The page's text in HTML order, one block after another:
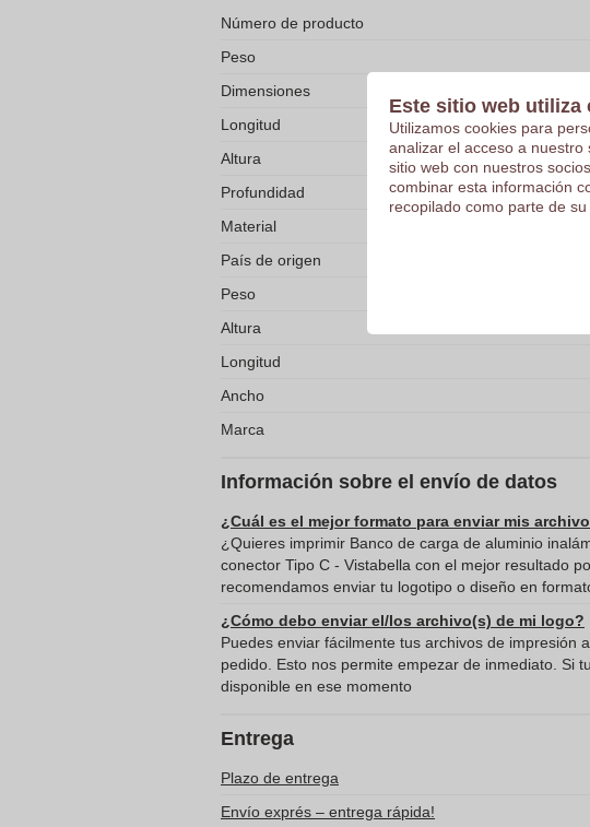
Número de producto
Peso
Dimensiones
Longitud
Altura
Profundidad
Material
País de origen
Peso
Altura
Longitud
Ancho
Marca
Información sobre el envío de datos
¿Cuál es el mejor formato para enviar mis
¿Quieres imprimir Banco de carga de aluminio
conector Tipo C - Vistabella con el mejor resultado
recomendamos enviar tu logotipo o diseño en
¿Cómo debo enviar el/los archivo(s) de mi logo?
Puedes enviar fácilmente tus archivos de impresión
pedido. Esto nos permite empezar de inmediato. Si
disponible en ese momento
Entrega
Plazo de entrega
Envío exprés – entrega rápida!
Este sitio web utiliza
Utilizamos cookies para
analizar el acceso a
sitio web con nuestros
combinar esta información
recopilado como parte de su